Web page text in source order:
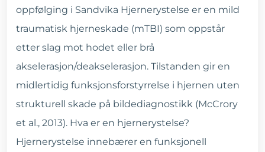
oppfølging i Sandvika Hjernerystelse er en mild
traumatisk hjerneskade (mTBI) som oppstår
etter slag mot hodet eller brå
akselerasjon/deakselerasjon. Tilstanden gir en
midlertidig funksjonsforstyrrelse i hjernen uten
strukturell skade på bildediagnostikk (McCrory
et al., 2013). Hva er en hjernerystelse?
Hjernerystelse innebærer en funksjonell